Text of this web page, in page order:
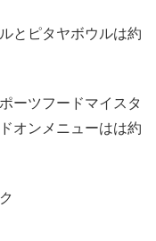
とピタヤボウルは約
ーツフードマイスタ
オンメニューはは約